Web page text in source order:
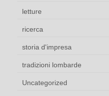
letture
ricerca
storia d'impresa
tradizioni lombarde
Uncategorized